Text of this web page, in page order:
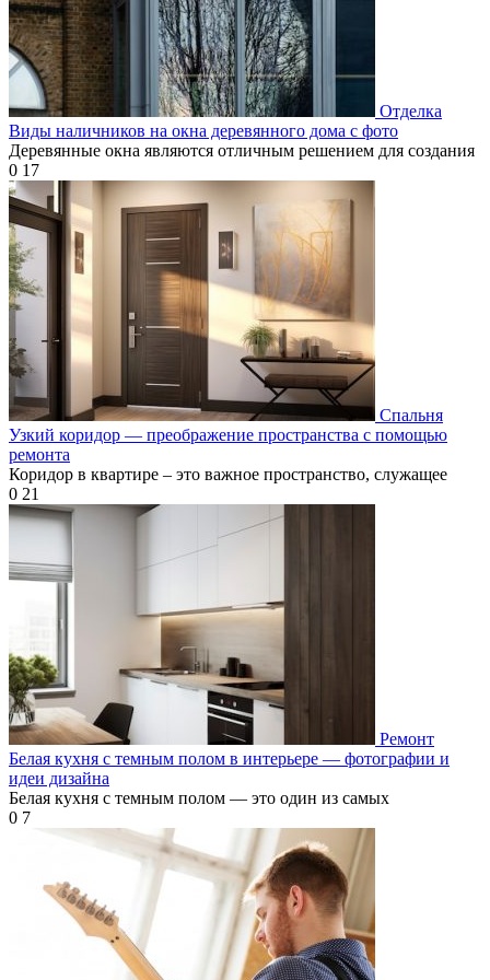
Отделка
Виды наличников на окна деревянного дома с фото
Деревянные окна являются отличным решением для создания
0 17
Спальня
Узкий коридор — преображение пространства с помощью
ремонта
Коридор в квартире – это важное пространство, служащее
0 21
Ремонт
Белая кухня с темным полом в интерьере — фотографии и
идеи дизайна
Белая кухня с темным полом — это один из самых
0 7